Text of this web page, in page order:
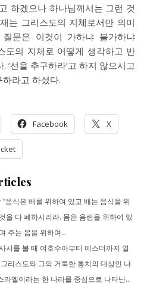
하겠으나 하나님께서는 그런 것
는 그리스도의 지체로서만 의미
문은 이것이 가하냐 불가하냐
도의 지체로 어떻게 생각하고 반
‘선을 추구하라’고 하지 않으시고
하라고 하셨다.
Facebook X
“음식은 배를 위하여 있고 배는 음식을 위
을 다 폐하시리라. 몸은 음란을 위하여 있
주는 몸을 위하여...
서를 볼 때 여호수아부터 에스더까지 열
리스도와 그의 거룩한 통치의 대상인 나
라엘이라는 한 나라를 중심으로 나타난...